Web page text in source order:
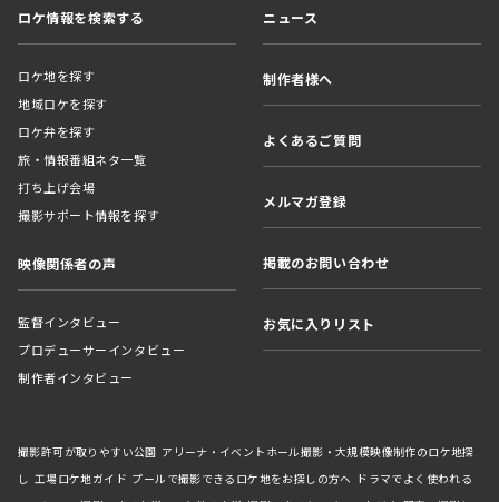
ロケ情報を検索する
ロケ地を探す
地域ロケを探す
ロケ弁を探す
旅・情報番組ネタ一覧
打ち上げ会場
撮影サポート情報を探す
映像関係者の声
監督インタビュー
プロデューサーインタビュー
制作者インタビュー
ニュース
制作者様へ
よくあるご質問
メルマガ登録
掲載のお問い合わせ
お気に入りリスト
撮影許可が取りやすい公園 アリーナ・イベントホール撮影・大規模映像制作のロケ地探
し 工場ロケ地ガイド プールで撮影できるロケ地をお探しの方へ ドラマでよく使われる